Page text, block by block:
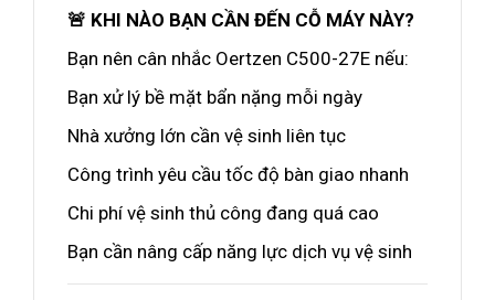
🚨 KHI NÀO BẠN CẦN ĐẾN CỖ MÁY NÀY?
Bạn nên cân nhắc Oertzen C500-27E nếu:
Bạn xử lý bề mặt bẩn nặng mỗi ngày
Nhà xưởng lớn cần vệ sinh liên tục
Công trình yêu cầu tốc độ bàn giao nhanh
Chi phí vệ sinh thủ công đang quá cao
Bạn cần nâng cấp năng lực dịch vụ vệ sinh